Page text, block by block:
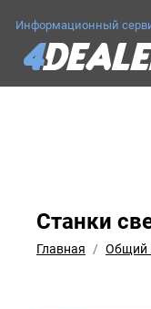
Информационный
Станки
Главная Общий